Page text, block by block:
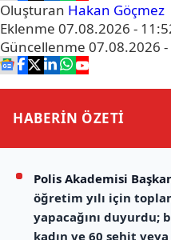
Oluşturan Hakan Göçmez
Eklenme 07.08.2026 -
Güncellenme 07.08.2026
HABERİN ÖZETİ
Polis Akademisi
öğretim yılı için
yapacağını duyurdu;
kadın ve 60 şehit